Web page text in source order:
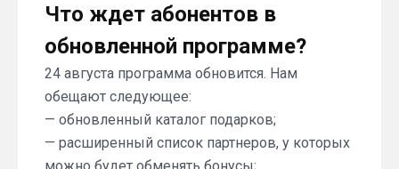
Что ждет абонентов в
обновленной программе?
24 августа программа обновится. Нам
обещают следующее:
— обновленный каталог подарков;
— расширенный список партнеров, у которых
можно будет обменять бонусы;